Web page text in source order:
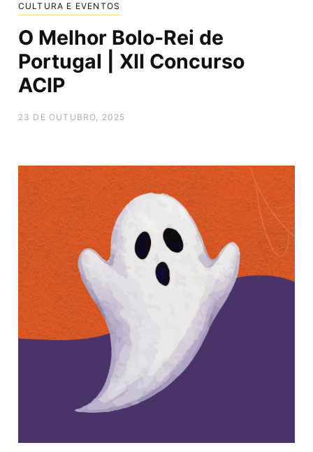
CULTURA E EVENTOS
O Melhor Bolo-Rei de
Portugal | XII Concurso
ACIP
23 DE OUTUBRO, 2025